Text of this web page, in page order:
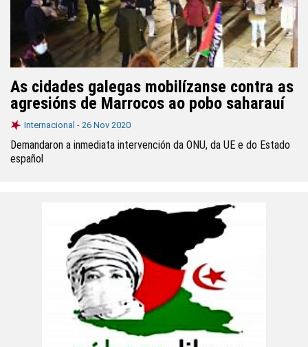
As cidades galegas mobilízanse contra as
agresións de Marrocos ao pobo saharauí
Internacional - 26 Nov 2020
Demandaron a inmediata intervención da ONU, da UE e do Estado
español